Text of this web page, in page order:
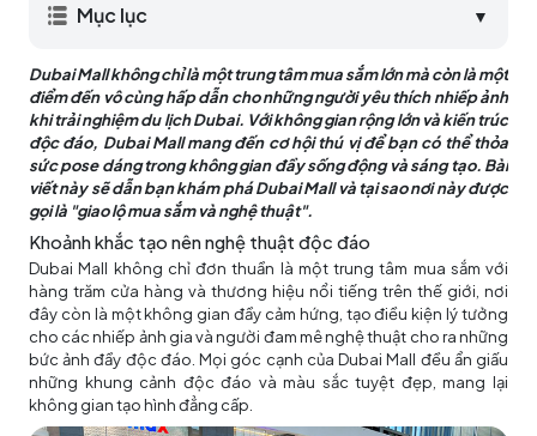
Mục lục ▼
Dubai Mall không chỉ là một trung tâm mua sắm lớn mà còn là một
điểm đến vô cùng hấp dẫn cho những người yêu thích nhiếp ảnh
khi trải nghiệm du lịch Dubai. Với không gian rộng lớn và kiến trúc
độc đáo, Dubai Mall mang đến cơ hội thú vị để bạn có thể thỏa
sức pose dáng trong không gian đầy sống động và sáng tạo. Bài
viết này sẽ dẫn bạn khám phá Dubai Mall và tại sao nơi này được
gọi là "giao lộ mua sắm và nghệ thuật".
Khoảnh khắc tạo nên nghệ thuật độc đáo
Dubai Mall không chỉ đơn thuần là một trung tâm mua sắm với
hàng trăm cửa hàng và thương hiệu nổi tiếng trên thế giới, nơi
đây còn là một không gian đầy cảm hứng, tạo điều kiện lý tưởng
cho các nhiếp ảnh gia và người đam mê nghệ thuật cho ra những
bức ảnh đầy độc đáo. Mọi góc cạnh của Dubai Mall đều ẩn giấu
những khung cảnh độc đáo và màu sắc tuyệt đẹp, mang lại
không gian tạo hình đẳng cấp.